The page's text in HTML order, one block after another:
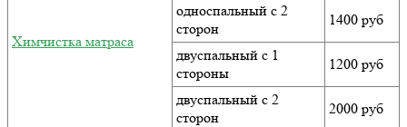
Химчистка матраса
односпальный с 2
сторон
1400 руб
двуспальный с 1
стороны
1200 руб
двуспальный с 2
сторон
2000 руб